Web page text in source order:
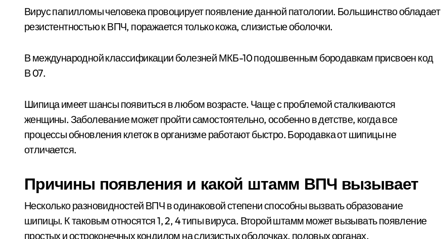
Вирус папилломы человека провоцирует появление данной патологии. Большинство обладает
резистентностью к ВПЧ, поражается только кожа, слизистые оболочки.
В международной классификации болезней МКБ-10 подошвенным бородавкам присвоен код
В 07.
Шипица имеет шансы появиться в любом возрасте. Чаще с проблемой сталкиваются
женщины. Заболевание может пройти самостоятельно, особенно в детстве, когда все
процессы обновления клеток в организме работают быстро. Бородавка от шипицы не
отличается.
Причины появления и какой штамм ВПЧ вызывает
Несколько разновидностей ВПЧ в одинаковой степени способны вызвать образование
шипицы. К таковым относятся 1, 2, 4 типы вируса. Второй штамм может вызывать появление
простых и остроконечных кондилом на слизистых оболочках, половых органах.